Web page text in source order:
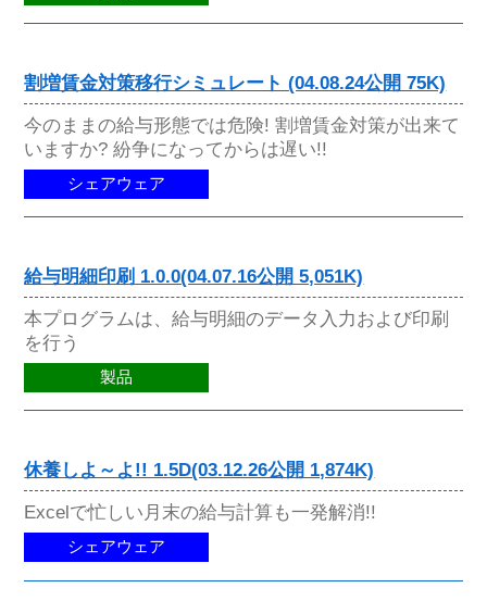
割増賃金対策移行シミュレート (04.08.24公開 75K)
今のままの給与形態では危険! 割増賃金対策が出来て
いますか? 紛争になってからは遅い!!
シェアウェア
給与明細印刷 1.0.0(04.07.16公開 5,051K)
本プログラムは、給与明細のデータ入力および印刷
を行う
製品
休養しよ～よ!! 1.5D(03.12.26公開 1,874K)
Excelで忙しい月末の給与計算も一発解消!!
シェアウェア